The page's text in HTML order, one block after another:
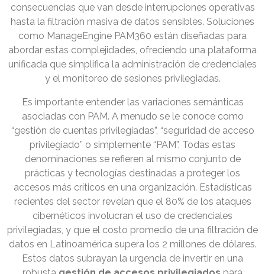
consecuencias que van desde interrupciones operativas
hasta la filtración masiva de datos sensibles. Soluciones
como ManageEngine PAM360 están diseñadas para
abordar estas complejidades, ofreciendo una plataforma
unificada que simplifica la administración de credenciales
y el monitoreo de sesiones privilegiadas.
Es importante entender las variaciones semánticas
asociadas con PAM. A menudo se le conoce como
“gestión de cuentas privilegiadas”, “seguridad de acceso
privilegiado” o simplemente “PAM”. Todas estas
denominaciones se refieren al mismo conjunto de
prácticas y tecnologías destinadas a proteger los
accesos más críticos en una organización. Estadísticas
recientes del sector revelan que el 80% de los ataques
cibernéticos involucran el uso de credenciales
privilegiadas, y que el costo promedio de una filtración de
datos en Latinoamérica supera los 2 millones de dólares.
Estos datos subrayan la urgencia de invertir en una